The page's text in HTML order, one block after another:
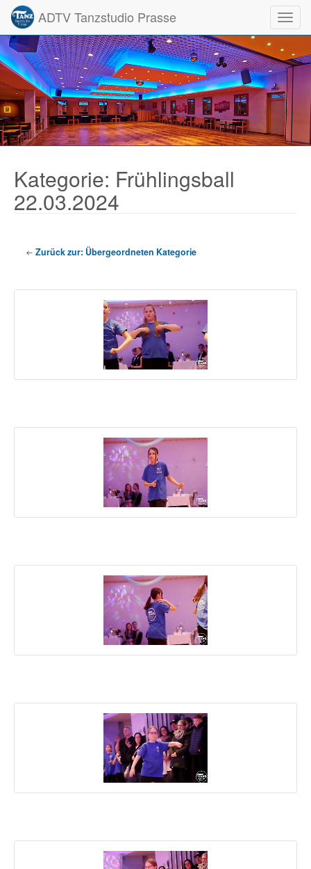
ADTV Tanzstudio Prasse
Kategorie: Frühlingsball
22.03.2024
Zurück zur: Übergeordneten Kategorie